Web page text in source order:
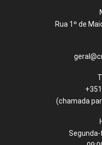
Rua 1º de
(chamada